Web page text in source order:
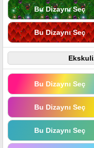
Bu Dizaynı Seç
Bu Dizaynı Seç
Bu Dizaynı Seç
Bu Dizaynı Seç
Bu Dizaynı Seç